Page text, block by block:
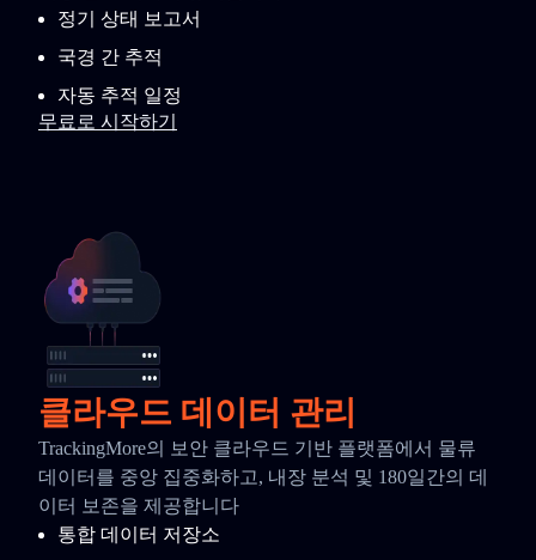
정기 상태 보고서
국경 간 추적
자동 추적 일정
무료로 시작하기
클라우드 데이터 관리
TrackingMore의 보안 클라우드 기반 플랫폼에서 물류
데이터를 중앙 집중화하고, 내장 분석 및 180일간의 데
이터 보존을 제공합니다
통합 데이터 저장소